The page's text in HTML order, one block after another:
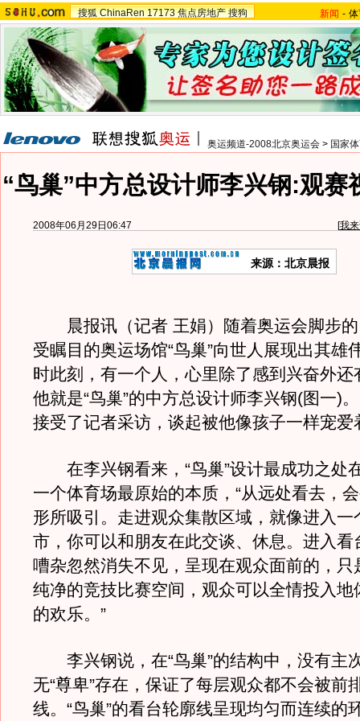
搜狐 ChinaRen 17173 焦点房地产 搜狗 新闻 -
奥运频道-2008北京奥运会 > 国家
“鸟巢”中方总设计师李兴钢:观赛
2008年06月29日06:47 [我
来源：北京晨报
晨报讯（记者 王娟）随着奥运会脚步的
受瞩目的奥运场馆“鸟巢”向世人展现出其雄
时此刻，有一个人，心里除了感到兴奋外还
他就是“鸟巢”的中方总设计师李兴钢(图一)
接受了记者采访，谈起被他像孩子一样宠爱
在李兴钢看来，“鸟巢”设计最成功之处
一个体育场最原始的本质，“从远处看去，
形所吸引。走进观众集散区域，就像进入一
市，你可以和朋友在此交谈、休息。进入看
嘈杂忽然消失不见，呈现在观众面前的，只
纯净的竞技比赛空间，观众可以全情投入地
的欢乐。”
李兴钢说，在“鸟巢”的结构中，没有主
无“尊卑”存在，保证了每层观众都不会被前
线。“鸟巢”的看台轮廓线呈现均匀而连续的